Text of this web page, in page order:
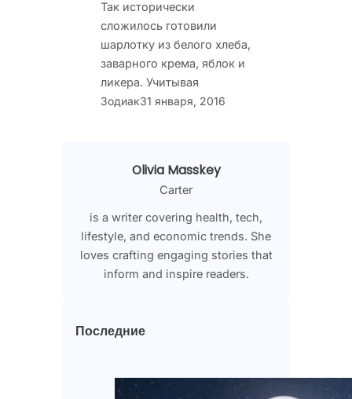
Так исторически
сложилось готовили
шарлотку из белого хлеба,
заварного крема, яблок и
ликера. Учитывая
Зодиак31 января, 2016
Olivia Masskey
Carter
is a writer covering health, tech,
lifestyle, and economic trends. She
loves crafting engaging stories that
inform and inspire readers.
Последние